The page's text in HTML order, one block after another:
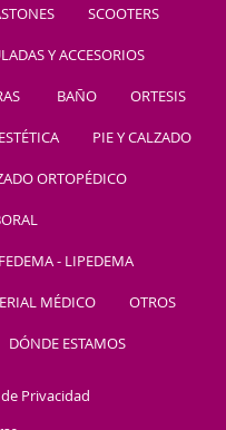
SCOOTERS
Y ACCESORIOS
BAÑO ORTESIS
PIE Y CALZADO
ORTOPÉDICO
- LIPEDEMA
MÉDICO OTROS
DÓNDE ESTAMOS
Privacidad